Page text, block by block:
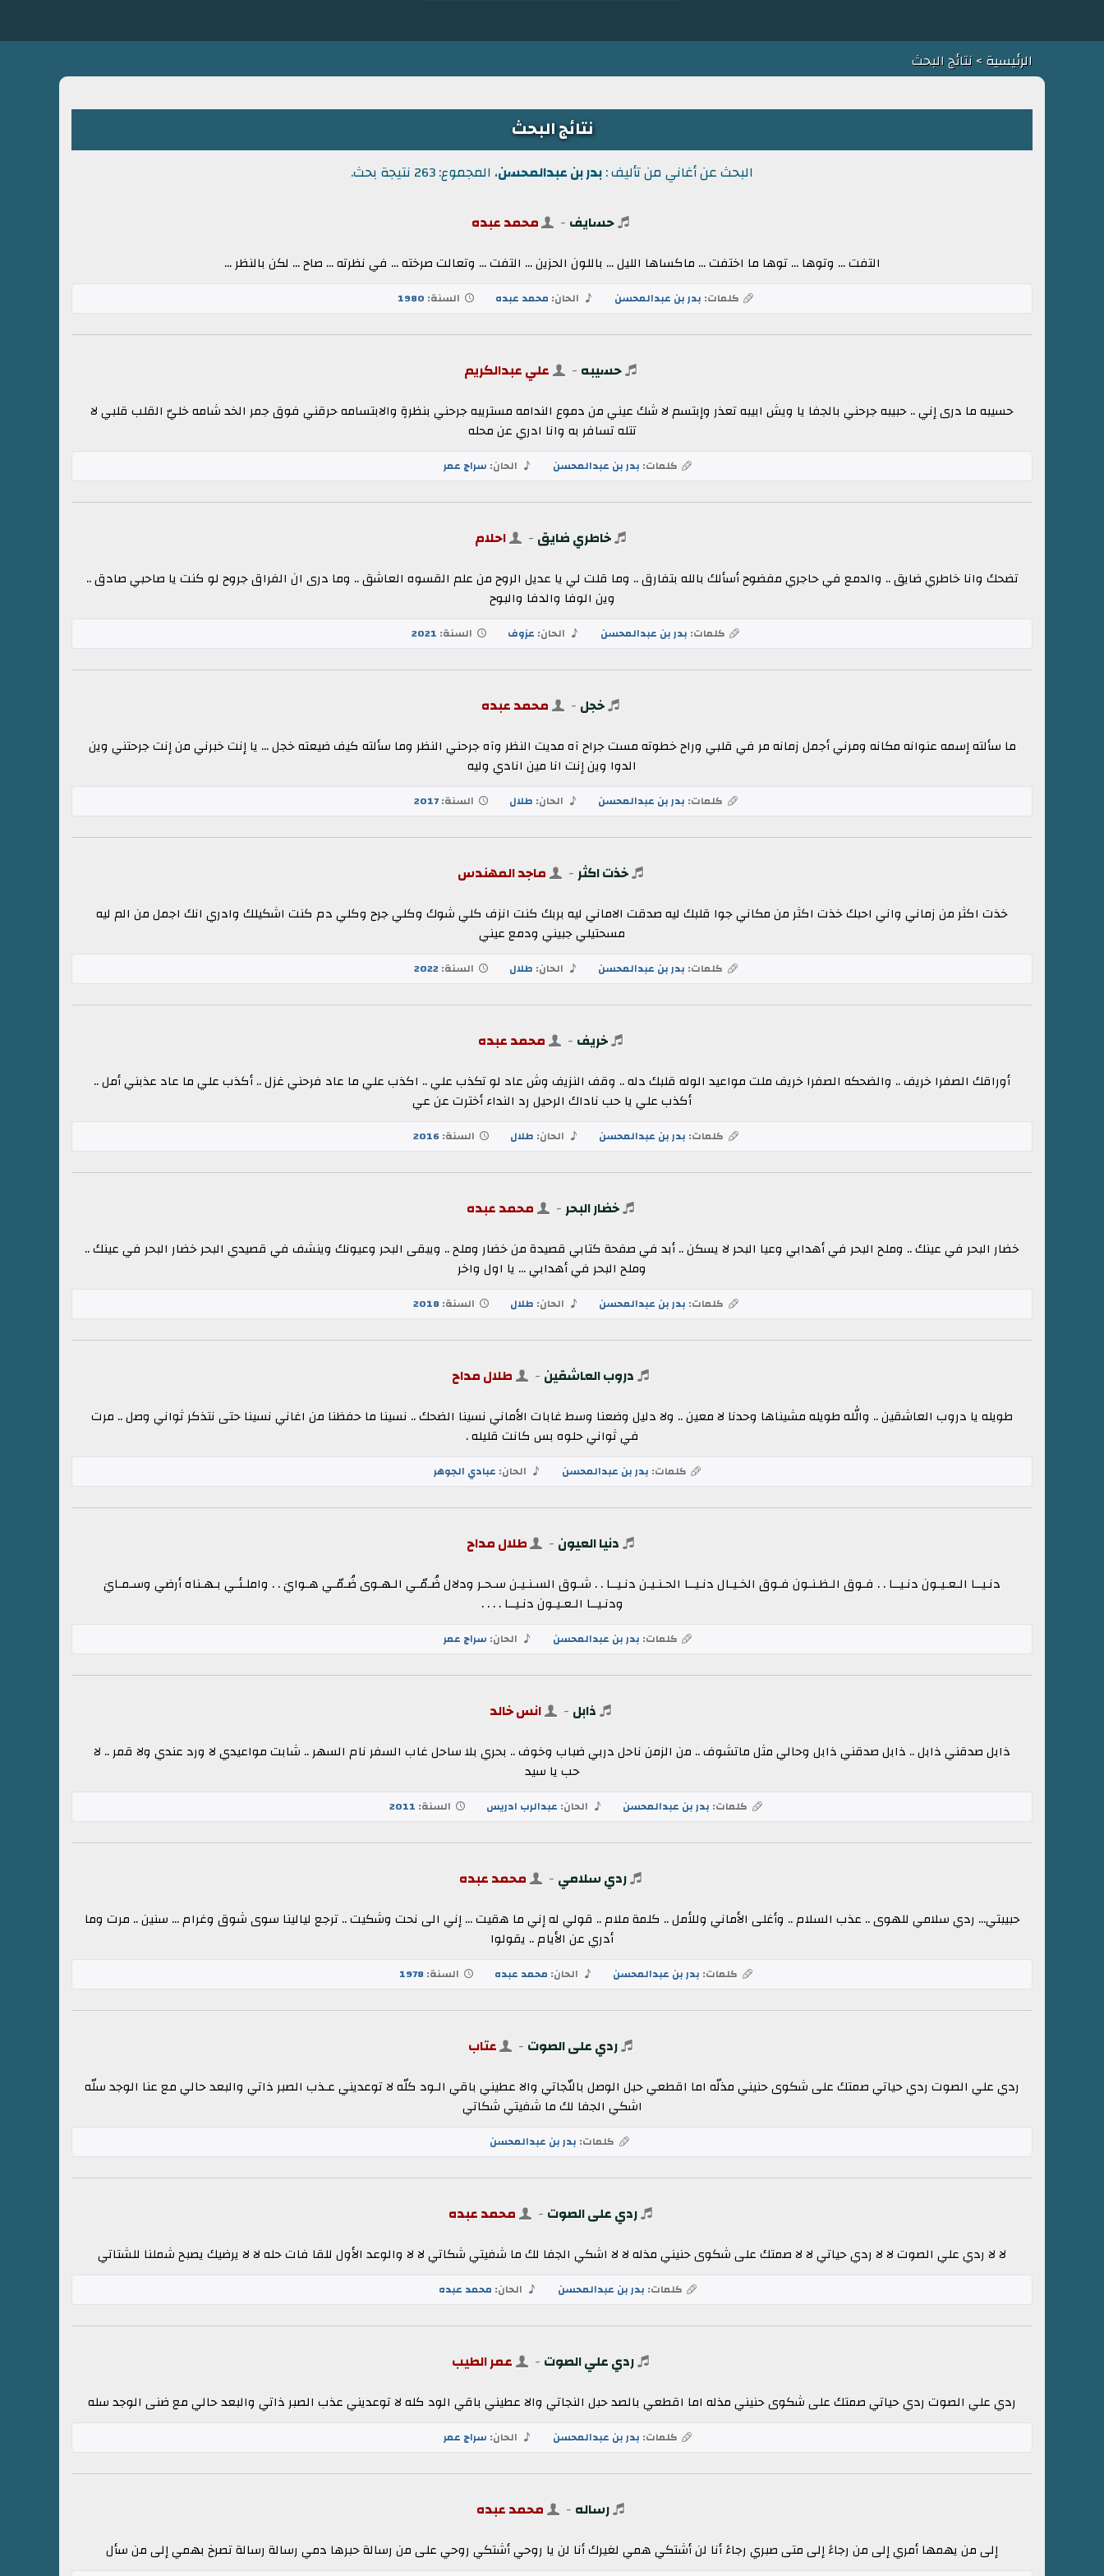
الرئيسية> نتائج البحث
نتائج البحث
البحث عن أغاني من تأليف :بدر بن عبدالمحسن، المجموع: 263 نتيجة بحث.
حسايف - محمد عبده
التفت ... وتوها ... توها ما اختفت ... ماكساها الليل ... باللون الحزين ... التفت ... وتعالت صرخته ... في نظرته ... صاح ... لكن بالنظر ...
كلمات: بدر بن عبدالمحسن الحان: محمد عبده السنة: 1980
حسيبه - علي عبدالكريم
حسيبه ما درى إني .. حبيبه جرحني بالجفا يا ويش ابيبه تعذر وإبتسم لا شك عيني من دموع الندامه مستريبه جرحني بنظرةٍ والابتسامه حرقني فوق جمر الخد شامه خليّ القلب قلبي لا
تتله تسافر به وانا ادري عن محله
كلمات: بدر بن عبدالمحسن الحان: سراج عمر
خاطري ضايق - احلام
تضحك وانا خاطري ضايق .. والدمع في حاجري مفضوح أسألك بالله بتفارق .. وما قلت لي يا عديل الروح من علم القسوه العاشق .. وما درى ان الفراق جروح لو كنت يا صاحبي صادق ..
وين الوفا والدفا والبوح
كلمات: بدر بن عبدالمحسن الحان: عزوف السنة: 2021
خجل - محمد عبده
ما سألته إسمه عنوانه مكانه ومرني أجمل زمانه مر في قلبي وراح خطوته مست جراح آه مديت النظر وآه جرحني النظر وما سألته كيف ضيعته خجل ... يا إنت خبرني من إنت جرحتني وين
الدوا وين إنت انا مين انادي وليه
كلمات: بدر بن عبدالمحسن الحان: طلال السنة:2017
خذت اكثر- ماجد المهندس
خذت اكثر من زماني واني احبك خذت اكثر من مكاني جوا قلبك ليه صدقت الاماني ليه بربك كنت انزف كلي شوك وكلي جرح وكلي دم كنت اشكيلك وادري انك اجمل من الم ليه
مسحتيلي جبيني ودمع عيني
كلمات: بدر بن عبدالمحسن الحان: طلال السنة:2022
خريف - محمد عبده
أوراقك الصفرا خريف .. والضحكه الصفرا خريف ملت مواعيد الوله قلبك دله .. وقف النزيف وش عاد لو تكذب علي .. اكذب علي ما عاد فرحني غزل .. أكذب علي ما عاد عذبني أمل ..
أكذب علي يا حب ناداك الرحيل رد النداء أخترت عن عي
كلمات: بدر بن عبدالمحسن الحان: طلال السنة:2016
خضار البحر- محمد عبده
خضار البحر في عينك .. وملح البحر في أهدابي وعيا البحر لا يسكن .. أبد في صفحة كتابي قصيدة من خضار وملح .. ويبقى البحر وعيونك وينشف في قصيدي البحر خضار البحر في عينك ..
وملح البحر في أهدابي ... يا اول واخر
كلمات: بدر بن عبدالمحسن الحان: طلال السنة:2018
دروب العاشقين - طلال مداح
طويله يا دروب العاشقين .. والله طويله مشيناها وحدنا لا معين .. ولا دليل وضعنا وسط غابات الأماني نسينا الضحك .. نسينا ما حفظنا من اغاني نسينا حتى نتذكر ثواني وصل .. مرت
في ثواني حلوه بس كانت قليله .
كلمات: بدر بن عبدالمحسن الحان: عبادي الجوهر
دنيا العيون - طلال مداح
دنـيــا الـعـيـون دنـيــا . . فـوق الـظـنـون فـوق الخـيـال دنـيــا الحـنـيـن دنـيــا . . شـوق السـنـيـن سـحـر ودلال ضُـمّـي الـهـوى ضُـمّـي هـوايَ . . واملـئـي بـهـناه أرضي وسـمـايَ
ودنـيــا الـعـيـون دنـيــا . . . .
كلمات: بدر بن عبدالمحسن الحان: سراج عمر
ذابل - انس خالد
ذابل صدقني ذابل .. ذابل صدقني ذابل وحالي مثل ماتشوف .. من الزمن ناحل دربي ضباب وخوف .. بحري بلا ساحل غاب السفر نام السهر .. شابت مواعيدي لا ورد عندي ولا قمر .. لا
حب يا سيد
كلمات: بدر بن عبدالمحسن الحان: عبدالرب ادريس السنة: 2011
ردي سلامي - محمد عبده
حبيبتي... ردي سلامي للهوى .. عذب السلام .. وأغلى الأماني وللأمل .. كلمة ملام .. قولي له إني ما هقيت ... إني الى نحت وشكيت .. ترجع ليالينا سوى شوق وغرام ... سنين .. مرت وما
أدري عن الأيام .. يقولوا
كلمات: بدر بن عبدالمحسن الحان: محمد عبده السنة:1978
ردي على الصوت - عتاب
ردي علي الصوت ردي حياتي صمتك على شكوى حنيني مذلّه اما اقطعي حبل الوصل بالنّجاتي والا عطيني باقي الـود كلّه لا توعديني عـذب الصبر ذاتي والبعد حالي مع عنا الوجد سلّه
اشكي الجفا لك ما شفيتي شكاتي
كلمات: بدر بن عبدالمحسن
ردي على الصوت - محمد عبده
لا لا ردي علي الصوت لا لا ردي حياتي لا لا صمتك على شكوى حنيني مذله لا لا اشكي الجفا لك ما شفيتي شكاتي لا لا والوعد الأول للقا فات حله لا لا يرضيك يصبح شملنا للشتاتي
كلمات: بدر بن عبدالمحسن الحان: محمد عبده
ردي علي الصوت - عمر الطيب
ردي علي الصوت ردي حياتي صمتك على شكوى حنيني مذله اما اقطعي بالصد حبل النجاتي والا عطيني باقي الود كله لا توعديني عذب الصبر ذاتي والبعد حالي مع ضنى الوجد سله
كلمات: بدر بن عبدالمحسن الحان: سراج عمر
رساله - محمد عبده
إلى من يهمها أمري إلى من رجاءً إلى متى صبري رجاءً أنا لن أشتكي همي لغيرك أنا لن يا روحي أشتكي روحي على من رسالة حبرها دمي رسالة رسالة تصرخ بهمي إلى من سأل